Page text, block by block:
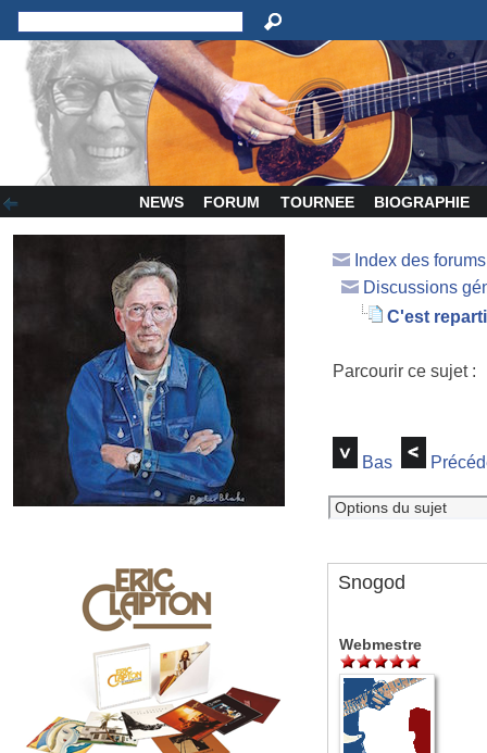
NEWS FORUM TOURNEE BIOGRAPHIE
Index des
Discussions
C'est reparti
Parcourir ce sujet
Bas
Snogod
Webmestre